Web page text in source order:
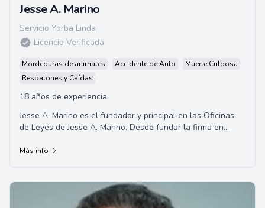
Jesse A. Marino
Servicio Yorba Linda
Licencia Verificada
Mordeduras de animales Accidente de Auto
Muerte Culposa
Resbalones y Caídas
18 años de experiencia
Jesse A. Marino es el fundador y principal en las Oficinas
de Leyes de Jesse A. Marino. Desde fundar la firma en
Más info